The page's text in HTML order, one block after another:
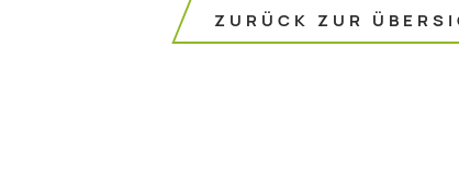
ZURÜCK ZUR